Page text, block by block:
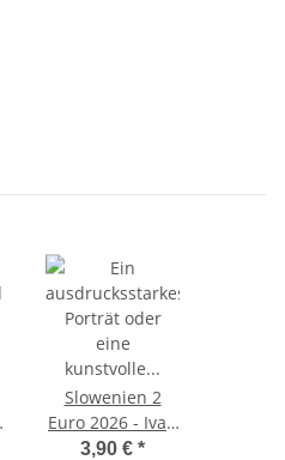
Slowenien 2
Euro 2026 - Ivan
Cankar - unc.
3,90 € *